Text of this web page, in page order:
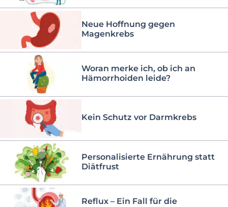
Neue Hoffnung gegen
Magenkrebs
Woran merke ich, ob ich an
Hämorrhoiden leide?
Kein Schutz vor Darmkrebs
Personalisierte Ernährung statt
Diätfrust
Reflux – Ein Fall für die